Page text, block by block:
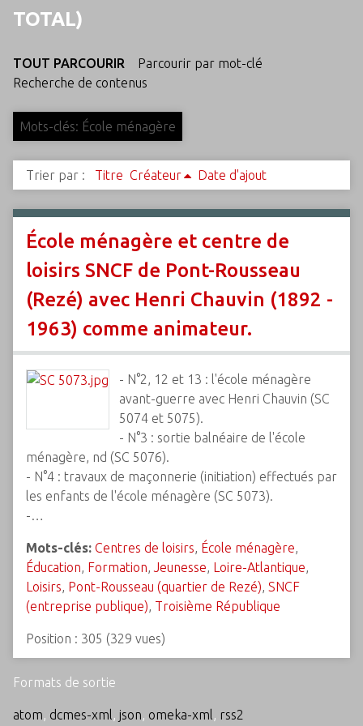
TOTAL)
TOUT PARCOURIR
Parcourir par mot-clé
Recherche de contenus
Mots-clés: École ménagère
Trier par : Titre Créateur Date d'ajout
École ménagère et centre de
loisirs SNCF de Pont-Rousseau
(Rezé) avec Henri Chauvin (1892 -
1963) comme animateur.
- N°2, 12 et 13 : l'école ménagère
avant-guerre avec Henri Chauvin (SC
5074 et 5075).
- N°3 : sortie balnéaire de l'école
ménagère, nd (SC 5076).
- N°4 : travaux de maçonnerie (initiation) effectués par
les enfants de l'école ménagère (SC 5073).
-…
Mots-clés: Centres de loisirs, École ménagère,
Éducation, Formation, Jeunesse, Loire-Atlantique,
Loisirs, Pont-Rousseau (quartier de Rezé), SNCF
(entreprise publique), Troisième République
Position : 305 (329 vues)
Formats de sortie
atom, dcmes-xml, json, omeka-xml, rss2